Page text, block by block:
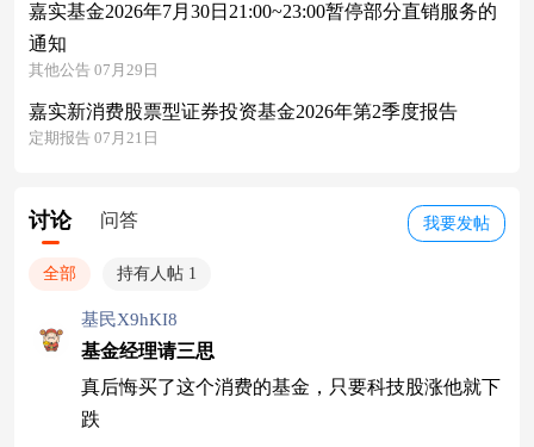
嘉实基金2026年7月30日21:00~23:00暂停部分直销服务的
通知
其他公告 07月29日
嘉实新消费股票型证券投资基金2026年第2季度报告
定期报告 07月21日
我要发帖
讨论 问答
全部 持有人帖 1
基民X9hKI8
基金经理请三思
真后悔买了这个消费的基金，只要科技股涨他就下
跌